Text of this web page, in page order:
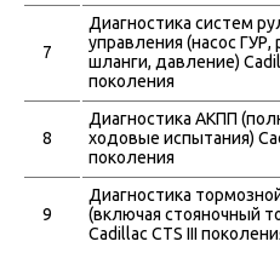
7
Диагностика систем
управления (насос ГУР,
шланги, давление)
поколения
8
Диагностика АКПП
ходовые испытания)
поколения
9
Диагностика
(включая стояночный
Cadillac CTS III